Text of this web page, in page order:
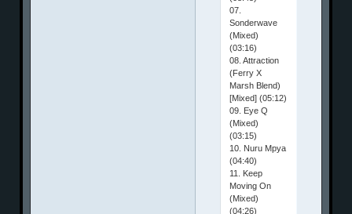
07.
Sonderwave
(Mixed)
(03:16)
08. Attraction
(Ferry X
Marsh Blend)
[Mixed] (05:12)
09. Eye Q
(Mixed)
(03:15)
10. Nuru Mpya
(04:40)
11. Keep
Moving On
(Mixed)
(04:26)